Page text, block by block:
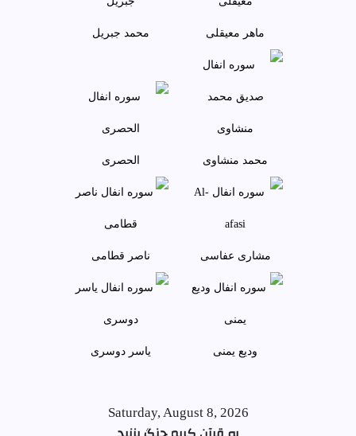
ماهر معيقلی محمد جبريل
محمد منشاوی الحصری
مشاری عفاسی ناصر قطامی
وديع يمنی ياسر دوسری
Saturday, August 8, 2026